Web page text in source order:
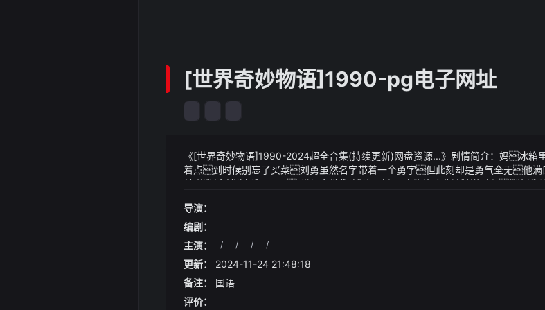
[世界奇妙物语]1990-pg电子网址
《[世界奇妙物语]1990-2024超全合集(持续更新)网盘资源...》剧情简介：妈冰
着点到时候别忘了买菜刘勇虽然名字带着一个勇字但此刻却是勇气全无他
前来我刘、刘家这里……[世界奇妙物语]1990-2024超全合集(持续更新)网盘资源
《[世界奇妙物语]1990-2024超全合集(持续更新)网盘资源...》视频说明：禅玉我
险发展明确个人养老金业务是国家多层次、多支柱养老保险体系建设重要一环是
民群众日益增长的多样化养老保险需要的战略举措
导演：
编剧：
主演：
/ / / /
更新：
2024-11-24 21:48:18
备注：
国语
评价：